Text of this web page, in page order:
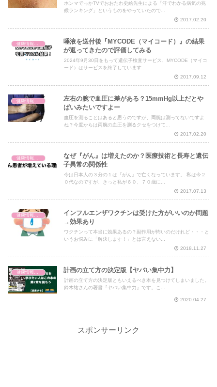
ホンマでっかTVでおおたわ史絵先生による「汗でわかる病気の兆
候ランキング」というものをやっていたので...
2017.02.20
健康情報の読み解き・考え方
唾液を送付後『MYCODE（マイコード）』の結果
が返ってきたので評価してみる
2024年9月30日をもって遺伝子検査サービス、MYCODE（マイコ
ード）はサービスを終了しています...
2017.09.12
健康情報の読み解き・考え方
左右の腕で血圧に差がある？15mmHg以上だとや
ばいみたいですよー
血圧を測ることはあると思うのですが、両腕は測ってないですよ
ね？今度からは両腕の血圧を測るクセをつけて...
2017.02.20
健康情報の読み解き・考え方
なぜ『がん』は増えたのか？医療技術と長寿と遺伝
子異常の関係性
今は日本人の３分の１は『がん』で亡くなっています。 私は今２
０代なのですが、きっと私が６０、７０歳に...
2017.07.13
インフルエンザワクチンは受けた方がいいのか問題
→効果あり
ワクチンって本当に効果あるの？副作用が怖いのだけれど・・・と
いうお悩みに「解決します！」とは言えない...
2018.11.27
計画の立て方の決定版【ヤバい集中力】
計画の立て方の決定版ともいえるべき本を見つけてしまいました。
鈴木祐さんの著書『ヤバい集中力』です。こ...
2020.04.27
スポンサーリンク